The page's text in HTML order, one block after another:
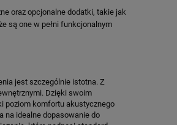
oraz opcjonalne dodatki, takie jak
są one w pełni funkcjonalnym
jest szczególnie istotna. Z
Dzięki swoim
poziom komfortu akustycznego
na idealne dopasowanie do